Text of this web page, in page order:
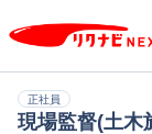
正社員
現場監督(土木